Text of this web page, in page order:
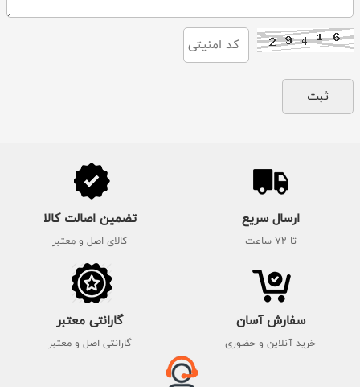
ارسال سریع
تا 72 ساعت
تضمین اصالت کالا
کالای اصل و معتبر
سفارش آسان
خرید آنلاین و حضوری
گارانتی معتبر
گارانتی اصل و معتبر